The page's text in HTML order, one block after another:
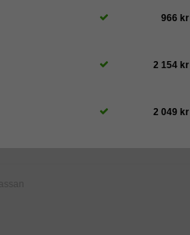
966 kr
2 154 kr
2 049 kr